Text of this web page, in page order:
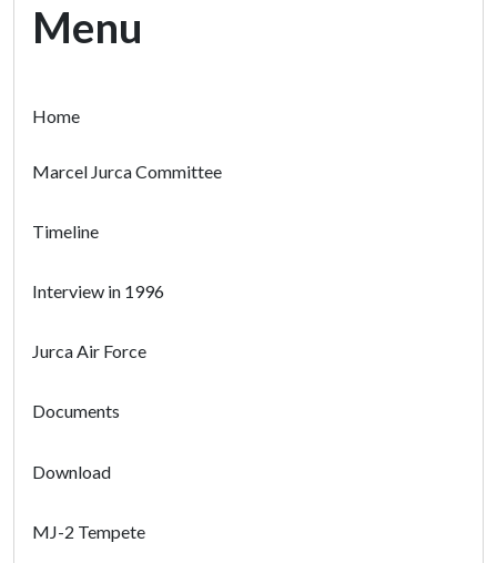
Menu
Home
Marcel Jurca Committee
Timeline
Interview in 1996
Jurca Air Force
Documents
Download
MJ-2 Tempete